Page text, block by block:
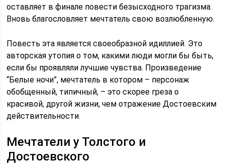
оставляет в финале повести безысходного трагизма.
Вновь благословляет мечтатель свою возлюбленную.
Повесть эта является своеобразной идиллией. Это
авторская утопия о том, какими люди могли бы быть,
если бы проявляли лучшие чувства. Произведение
“Белые ночи”, мечтатель в котором – персонаж
обобщенный, типичный, – это скорее греза о
красивой, другой жизни, чем отражение Достоевским
действительности.
Мечтатели у Толстого и
Достоевского